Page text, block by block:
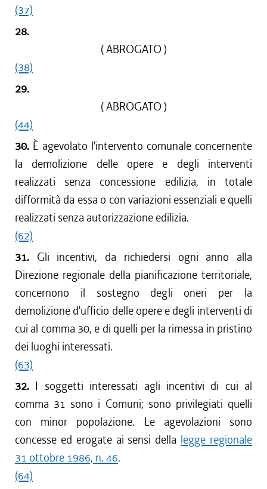
(37)
28.
( ABROGATO )
(38)
29.
( ABROGATO )
(44)
30. È agevolato l'intervento comunale concernente
la demolizione delle opere e degli interventi
realizzati senza concessione edilizia, in totale
difformità da essa o con variazioni essenziali e quelli
realizzati senza autorizzazione edilizia.
(62)
31. Gli incentivi, da richiedersi ogni anno alla
Direzione regionale della pianificazione territoriale,
concernono il sostegno degli oneri per la
demolizione d'ufficio delle opere e degli interventi di
cui al comma 30, e di quelli per la rimessa in pristino
dei luoghi interessati.
(63)
32. I soggetti interessati agli incentivi di cui al
comma 31 sono i Comuni; sono privilegiati quelli
con minor popolazione. Le agevolazioni sono
concesse ed erogate ai sensi della legge regionale
31 ottobre 1986, n. 46.
(64)